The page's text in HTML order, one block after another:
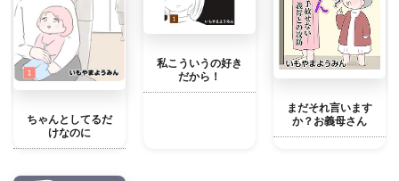
ちゃんとしてるだ
けなのに
私こういうの好き
だから！
まだそれ言います
か？お義母さん